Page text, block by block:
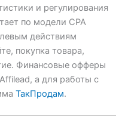
и регулирования
по модели CPA
действиям
покупка товара,
Финансовые офферы
а для работы с
ТакПродам.